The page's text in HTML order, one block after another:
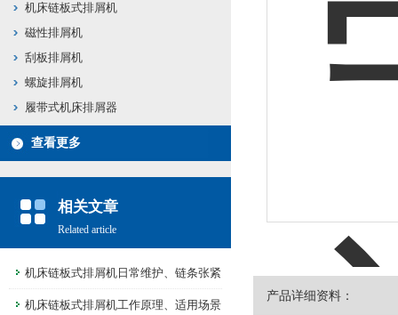
机床链板式排屑机
磁性排屑机
刮板排屑机
螺旋排屑机
履带式机床排屑器
查看更多
相关文章
Related article
机床链板式排屑机日常维护、链条张紧
保养规范
机床链板式排屑机工作原理、适用场景
产品详细资料：